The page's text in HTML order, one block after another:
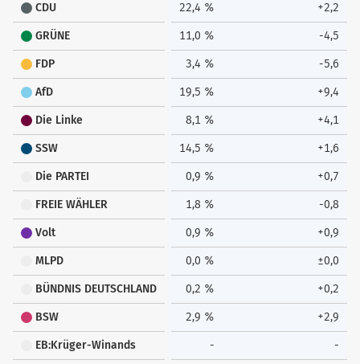
CDU 22,4 % +2,2
GRÜNE 11,0 % -4,5
FDP 3,4 % -5,6
AfD 19,5 % +9,4
Die Linke 8,1 % +4,1
SSW 14,5 % +1,6
Die PARTEI 0,9 % +0,7
FREIE WÄHLER 1,8 % -0,8
Volt 0,9 % +0,9
MLPD 0,0 % ±0,0
BÜNDNIS DEUTSCHLAND 0,2 % +0,2
BSW 2,9 % +2,9
EB:Krüger-Winands - -